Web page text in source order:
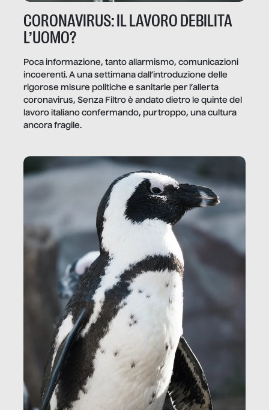
CORONAVIRUS: IL LAVORO DEBILITA
L’UOMO?
Poca informazione, tanto allarmismo, comunicazioni
incoerenti. A una settimana dall’introduzione delle
rigorose misure politiche e sanitarie per l’allerta
coronavirus, Senza Filtro è andato dietro le quinte del
lavoro italiano confermando, purtroppo, una cultura
ancora fragile.